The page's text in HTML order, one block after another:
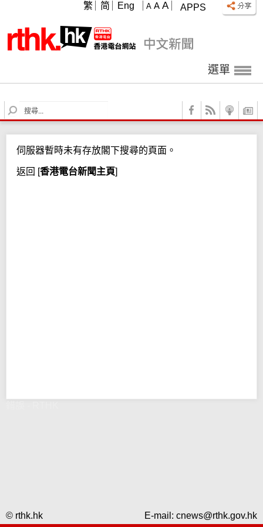
APPS
A A A
繁 简 Eng
選單
S
e
c
h
伺服器暫時未有存放閣下搜尋的頁面。
返回 [香港電台新聞主頁]
© rthk.hk E-mail: cnews@rthk.gov.hk